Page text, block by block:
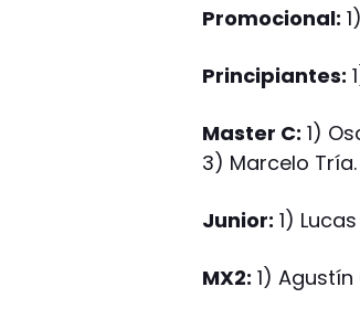
Promocional:
Principiantes:
Master C: 1)
3) Marcelo Tría.
Junior: 1)
MX2: 1)